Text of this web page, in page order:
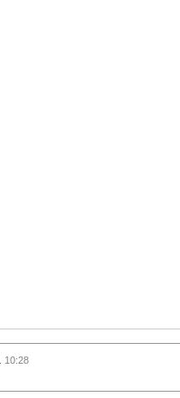
10:28